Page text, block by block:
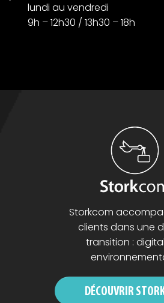
lundi au vendredi
9h – 12h30 / 13h30 – 18h
Storkcom
clients dans une
transition :
DÉCOUVRIR